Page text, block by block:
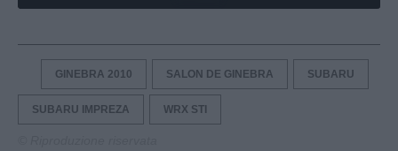
GINEBRA 2010 SALON DE GINEBRA SUBARU
SUBARU IMPREZA WRX STI